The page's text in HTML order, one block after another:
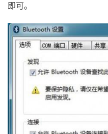
即可。